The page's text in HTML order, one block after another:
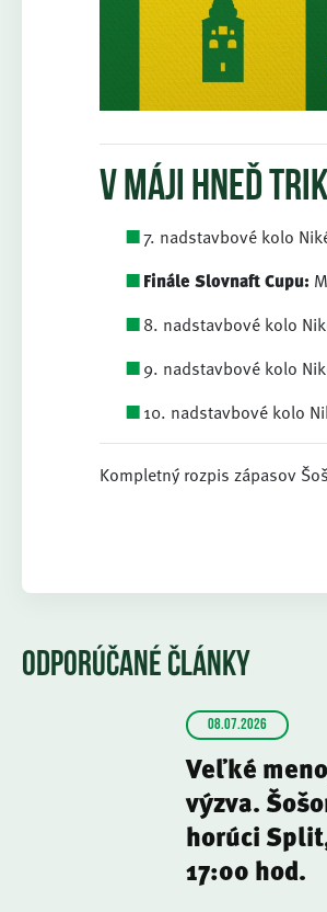
V máji hneď
7. nadstavbové kolo
Finále Slovnaft Cupu:
8. nadstavbové kolo
9. nadstavbové kolo
10. nadstavbové kolo
Kompletný rozpis zápasov
ODPORÚČANÉ ČLÁNKY
08.07.2026
Veľké
výzva.
horúci
17:00 hod.